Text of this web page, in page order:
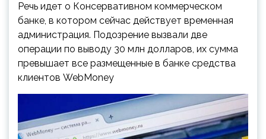
Речь идет о Консервативном коммерческом
банке, в котором сейчас действует временная
администрация. Подозрение вызвали две
операции по выводу 30 млн долларов, их сумма
превышает все размещенные в банке средства
клиентов WebMoney